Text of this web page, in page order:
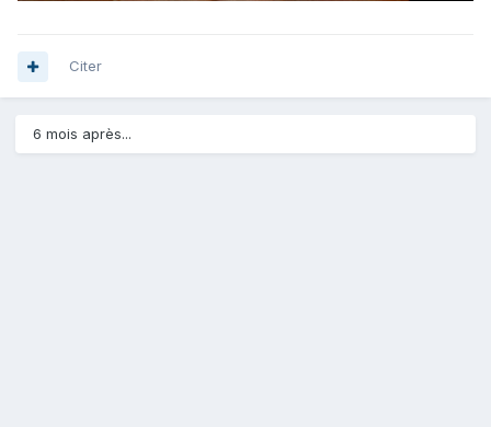
Citer
6 mois après...